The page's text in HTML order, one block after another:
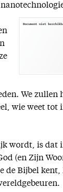
We zullen
wie weet tot
wordt, is dat
(en Zijn
de Bijbel kent,